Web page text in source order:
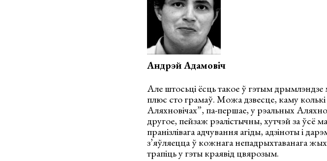
Андрэй Адамовіч
Але штосьці ёсць такое ў гэтым дрымлэндзе
плюс сто грамаў. Можа дзвесце, каму
Аляхновічах”, па-першае, у рэальных
другое, пейзаж рэалістычны, хутчэй за ўсё
пранізлівага адчування агіды, адзіноты і
з’яўляецца ў кожнага непадрыхтаванага
трапіць у гэты краявід цвярозым.